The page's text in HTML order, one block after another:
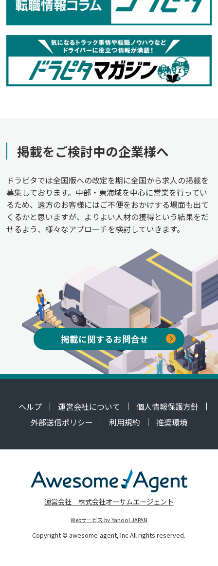
掲載をご検討中の企業様へ
ドラピタでは全国版への改定を期に全国から求人の掲載を
募集しております。中部・東海域を中心に営業を行ってい
るため、遠方のお客様にはご不便をおかけする場面も出て
くるかと思いますが、よりよい人材の獲得という結果をだ
せるよう、様々なアプローチを検討していきます。
掲載に関するお問合せ
ヘルプ 運営会社について
個人情報保護方針
外部送信ポリシー
利用規約 推奨環境
運営会社 株式会社オーサムエージェント
Webサービス by Yahoo! JAPAN
Copyright © awesome-agent, Inc All rights reserved.